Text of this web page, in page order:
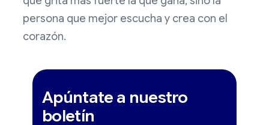
persona que mejor escucha y crea con el
corazón.
Apúntate a nuestro
boletín